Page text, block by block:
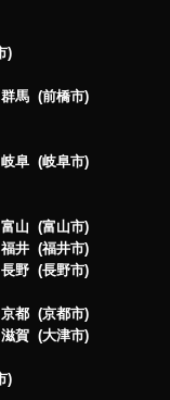
群馬 前橋市
岐阜
岐阜市
富山
富山市
福井
福井市
長野 長野市
京都
京都市
滋賀
大津市